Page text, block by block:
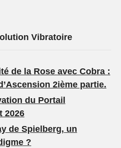
Vibratoire
de la Rose avec Cobra :
2ième partie.
du Portail
2026
de Spielberg, un
?